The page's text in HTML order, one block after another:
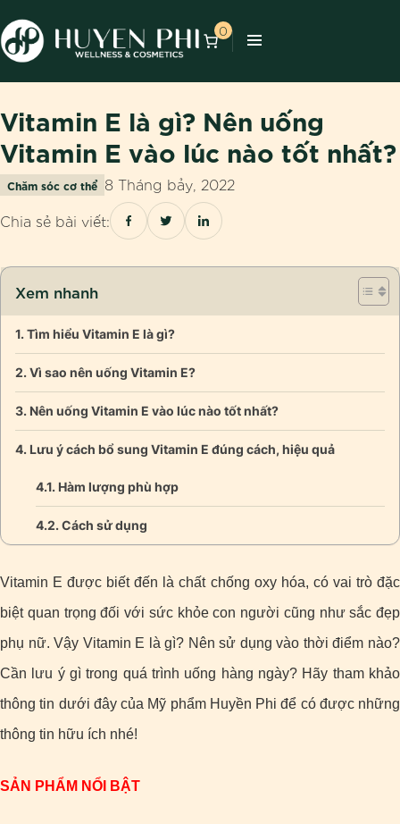
0
Vitamin E là gì? Nên uống
Vitamin E vào lúc nào tốt nhất?
Chăm sóc cơ thể 8 Tháng bảy, 2022
Chia sẻ bài viết:
Xem nhanh
Tìm hiểu Vitamin E là gì?
Vì sao nên uống Vitamin E?
Nên uống Vitamin E vào lúc nào tốt nhất?
Lưu ý cách bổ sung Vitamin E đúng cách, hiệu quả
Hàm lượng phù hợp
Cách sử dụng
Vitamin E được biết đến là chất chống oxy hóa, có vai trò đặc
biệt quan trọng đối với sức khỏe con người cũng như sắc đẹp
phụ nữ. Vậy Vitamin E là gì? Nên sử dụng vào thời điểm nào?
Cần lưu ý gì trong quá trình uống hàng ngày? Hãy tham khảo
thông tin dưới đây của Mỹ phẩm Huyền Phi để có được những
thông tin hữu ích nhé!
SẢN PHẨM NỔI BẬT